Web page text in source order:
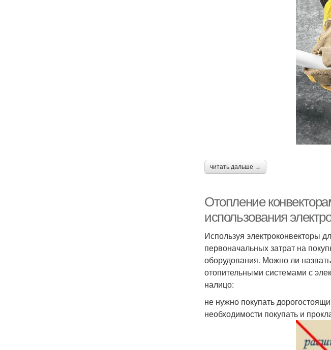
читать дальше →
Отопление
использования
Используя электроконвекторы
первоначальных затрат на
оборудования. Можно ли
отопительными системами с
налицо:
не нужно покупать
необходимости покупать и